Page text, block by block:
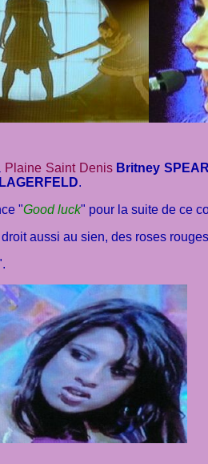
Plaine Saint Denis Britney
.
"Good luck" pour la suite de ce
aussi au sien, des roses